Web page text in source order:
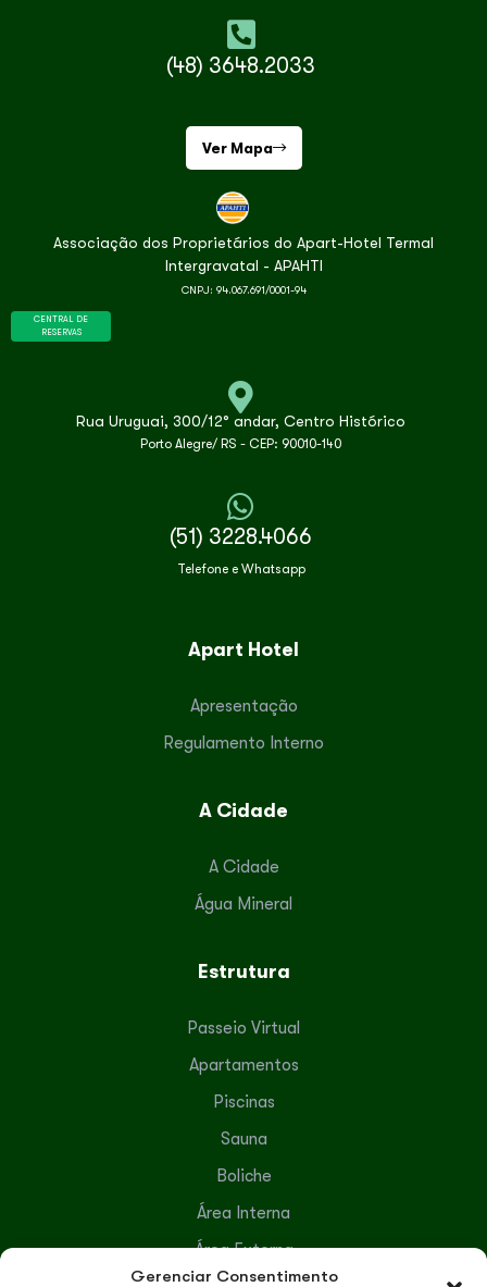
Gerenciar Consentimento
(48) 3648.2033
Ver Mapa
Associação dos Proprietários do Apart-Hotel Termal
Intergravatal - APAHTI
CNPJ: 94.067.691/0001-94
CENTRAL DE
RESERVAS
Rua Uruguai, 300/12° andar, Centro Histórico
Porto Alegre/ RS - CEP: 90010-140
(51) 3228.4066
Telefone e Whatsapp
Apart Hotel
Apresentação
Regulamento Interno
A Cidade
A Cidade
Água Mineral
Estrutura
Passeio Virtual
Apartamentos
Piscinas
Sauna
Boliche
Área Interna
Área Externa